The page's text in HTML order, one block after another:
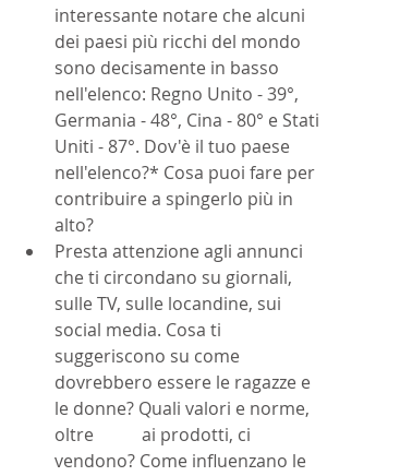
interessante notare che alcuni
dei paesi più ricchi del mondo
sono decisamente in basso
nell'elenco: Regno Unito - 39°,
Germania - 48°, Cina - 80° e Stati
Uniti - 87°. Dov'è il tuo paese
nell'elenco?* Cosa puoi fare per
contribuire a spingerlo più in
alto?
Presta attenzione agli annunci
che ti circondano su giornali,
sulle TV, sulle locandine, sui
social media. Cosa ti
suggeriscono su come
dovrebbero essere le ragazze e
le donne? Quali valori e norme,
oltre 	ai prodotti, ci
vendono? Come influenzano le